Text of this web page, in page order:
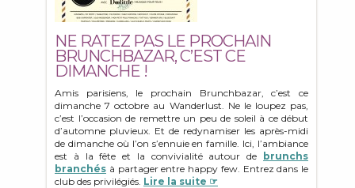
NE RATEZ PAS LE PROCHAIN
BRUNCHBAZAR, C’EST CE
DIMANCHE !
Amis parisiens, le prochain Brunchbazar, c’est ce
dimanche 7 octobre au Wanderlust. Ne le loupez pas,
c’est l’occasion de remettre un peu de soleil à ce début
d’automne pluvieux. Et de redynamiser les après-midi
de dimanche où l’on s’ennuie en famille. Ici, l’ambiance
est à la fête et la convivialité autour de
brunchs
branchés à partager entre happy few. Entrez dans le
club des privilégiés. Lire la suite ☞